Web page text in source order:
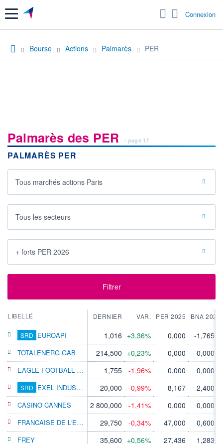
Menu Connexion
Bourse Actions Palmarès PER
Palmarès des PER - page 17
PALMARÈS PER
Tous marchés actions Paris
Tous les secteurs
+ forts PER 2026
Filtrer
LIBELLÉ DERNIER VAR. PER 2025 BNA 2025
SRD EUROAPI 1,016 +3,36% 0,000 -1,765 €
TOTALENERG GAB 214,500 +0,23% 0,000
0,000 €
EAGLE FOOTBALL GR
1,755 -1,96% 0,000 0,000 €
SRD EXEL INDUSTRIES A 20,000 -0,99% 8,167 2,400 €
CASINO CANNES 2 800,000 -1,41% 0,000
0,000 €
FRANCAISE DE L'ENERGIE
29,750 -0,34% 47,000 0,600 €
FREY 35,600 +0,56% 27,436 1,283 €